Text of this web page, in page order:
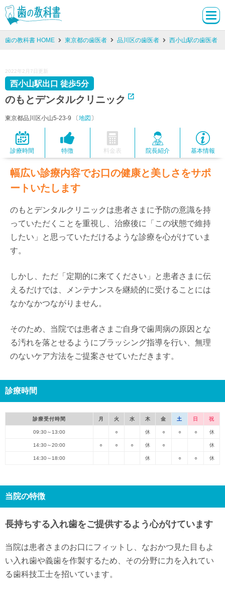
歯の教科書 HOME 東京都の歯医者 品川区の歯医者 西小山駅の歯医者
2022年2月7日更新
のもとデンタルクリニック
西小山駅出口 徒歩5分
東京都品川区小山5-23-9 〔地図 〕
診療時間 特徴 料金表 院長紹介 基本情報
幅広い診療内容でお口の健康と美しさをサポ
ートいたします
のもとデンタルクリニックは患者さまに予防の意識を持
っていただくことを重視し、治療後に「この状態で維持
したい」と思っていただけるような診療を心がけていま
す。
しかし、ただ「定期的に来てください」と患者さまに伝
えるだけでは、メンテナンスを継続的に受けることには
なかなかつながりません。
そのため、当院では患者さまご自身で歯周病の原因とな
る汚れを落とせるようにブラッシング指導を行い、無理
のないケア方法をご提案させていただきます。
診療時間
診療受付時間 月 火 水 木 金 土 日 祝
09:30～13:00 ○ 休 ○ ○ ○ 休
14:30～20:00 ○ ○ ○ 休 ○ 休
14:30～18:00 休 ○ ○ 休
当院の特徴
長持ちする入れ歯をご提供するよう心がけています
当院は患者さまのお口にフィットし、なおかつ見た目もよ
い入れ歯や義歯を作製するため、その分野に力を入れてい
る歯科技工士を招いています。